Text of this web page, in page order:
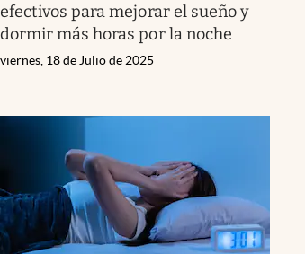
efectivos para mejorar el sueño y
dormir más horas por la noche
viernes, 18 de Julio de 2025